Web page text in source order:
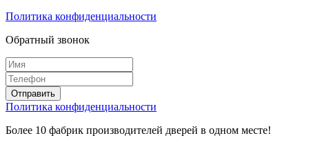
Политика конфиденциальности
Обратный звонок
Политика конфиденциальности
Более 10 фабрик производителей дверей в одном месте!